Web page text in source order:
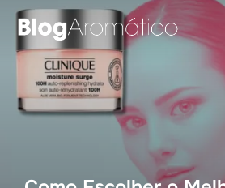
Pular
para
conteúdo